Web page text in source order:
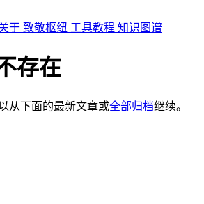
于 致敬枢纽 工具教程 知识图谱
存在
从下面的最新文章或全部归档继续。